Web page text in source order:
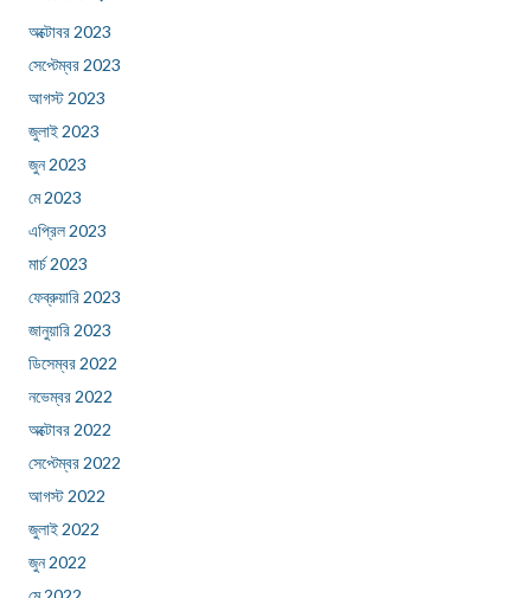
অক্টোবর 2023
সেপ্টেম্বর 2023
আগস্ট 2023
জুলাই 2023
জুন 2023
মে 2023
এপ্রিল 2023
মার্চ 2023
ফেব্রুয়ারি 2023
জানুয়ারি 2023
ডিসেম্বর 2022
নভেম্বর 2022
অক্টোবর 2022
সেপ্টেম্বর 2022
আগস্ট 2022
জুলাই 2022
জুন 2022